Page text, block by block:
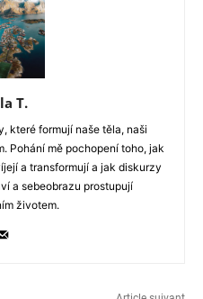
T.
které formují naše těla, naši
Pohání mě pochopení toho, jak
a transformují a jak diskurzy
a sebeobrazu prostupují
životem.